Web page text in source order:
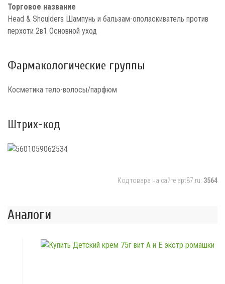
Торговое название
Head & Shoulders Шампунь и бальзам-ополаскиватель против
перхоти 2в1 Основной уход
Фармакологические группы
Косметика тело-волосы/парфюм
Штрих-код
Код товара на сайте apt87.ru: 3564
Аналоги